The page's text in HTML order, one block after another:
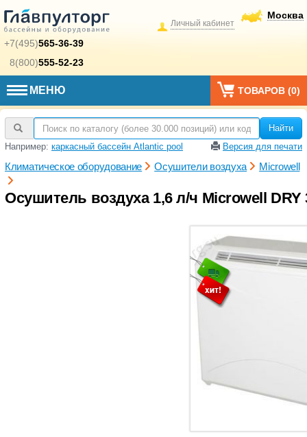
+7(495)565-36-39
8(800)555-52-23
Москва
Личный кабинет
МЕНЮ ТОВАРОВ (0)
Найти
Например: каркасный бассейн Atlantic pool Версия для печати
Климатическое оборудование Осушители воздуха Microwell
Осушитель воздуха 1,6 л/ч Microwell DRY